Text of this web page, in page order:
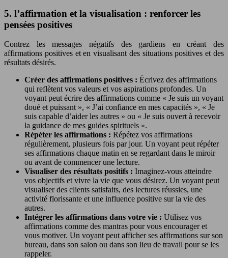
5. l’affirmation et la visualisation : renforcer les
pensées positives
Contrez les messages négatifs des gardiens en créant des
affirmations positives et en visualisant des situations positives et des
résultats désirés.
Créer des affirmations positives : Écrivez des affirmations
qui reflètent vos valeurs et vos aspirations profondes. Un
voyant peut écrire des affirmations comme « Je suis un voyant
doué et puissant », « J’ai confiance en mes capacités », « Je
suis capable d’aider les autres » ou « Je suis ouvert à recevoir
la guidance de mes guides spirituels ».
Répéter les affirmations : Répétez vos affirmations
régulièrement, plusieurs fois par jour. Un voyant peut répéter
ses affirmations chaque matin en se regardant dans le miroir
ou avant de commencer une lecture.
Visualiser des résultats positifs : Imaginez-vous atteindre
vos objectifs et vivre la vie que vous désirez. Un voyant peut
visualiser des clients satisfaits, des lectures réussies, une
activité florissante et une influence positive sur la vie des
autres.
Intégrer les affirmations dans votre vie : Utilisez vos
affirmations comme des mantras pour vous encourager et
vous motiver. Un voyant peut afficher ses affirmations sur son
bureau, dans son salon ou dans son lieu de travail pour se les
rappeler.